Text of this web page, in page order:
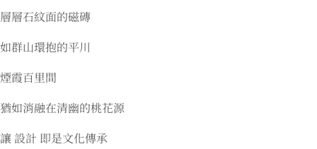
層層石紋面的磁磚
如群山環抱的平川
煙霞百里間
猶如消融在清幽的桃花源
讓 設計 即是文化傳承